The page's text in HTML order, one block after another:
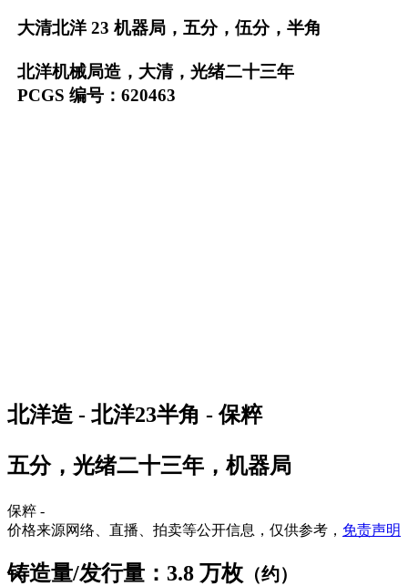
大清北洋 23 机器局，五分，伍分，半角
北洋机械局造，大清，光绪二十三年
PCGS 编号：620463
北洋造 - 北洋23半角 - 保粹
五分，光绪二十三年，机器局
保粹 -
价格来源网络、直播、拍卖等公开信息，仅供参考， 免责声明
铸造量/发行量：3.8 万枚 （约）